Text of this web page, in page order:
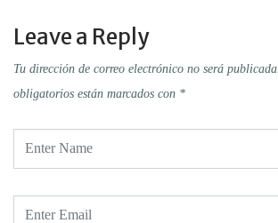
Leave a Reply
Tu dirección de correo electrónico no será publicada.
obligatorios están marcados con *